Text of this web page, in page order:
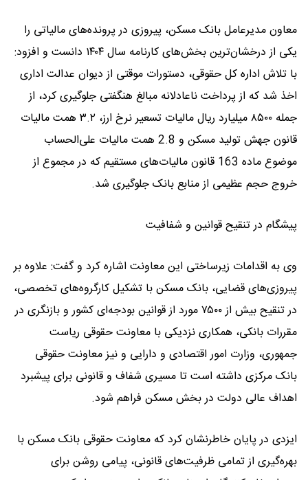
معاون مدیرعامل بانک مسکن، پیروزی در پرونده‌های مالیاتی را
یکی از درخشان‌ترین بخش‌های کارنامه سال ۱۴۰۴ دانست و افزود:
با تلاش اداره کل حقوقی، دستورات موقتی از دیوان عدالت اداری
اخذ شد که از پرداخت ناعادلانه مبالغ هنگفتی جلوگیری کرد، از
جمله ۸۵۰۰ میلیارد ریال مالیات تسعیر نرخ ارز، ۳.۲ همت مالیات
قانون جهش تولید مسکن و 2.8 همت مالیات علی‌الحساب
موضوع ماده 163 قانون مالیات‌های مستقیم که در مجموع از
خروج حجم عظیمی از منابع بانک جلوگیری شد.
پیشگام در تنقیح قوانین و شفافیت
وی به اقدامات زیرساختی این معاونت اشاره کرد و گفت: علاوه بر
پیروزی‌های قضایی، بانک مسکن با تشکیل کارگروه‌های تخصصی،
در تنقیح بیش از ۷۵۰۰ مورد از قوانین بودجه‌ای کشور و بازنگری در
مقررات بانکی، همکاری نزدیکی با معاونت حقوقی ریاست
جمهوری، وزارت امور اقتصادی و دارایی و نیز معاونت حقوقی
بانک مرکزی داشته است تا مسیری شفاف و قانونی برای پیشبرد
اهداف عالی دولت در بخش مسکن فراهم شود.
ایزدی در پایان خاطرنشان کرد که معاونت حقوقی بانک مسکن با
بهره‌گیری از تمامی ظرفیت‌های قانونی، پیامی روشن برای